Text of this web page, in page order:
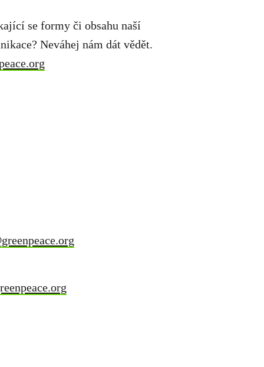
se formy či obsahu naší
Neváhej nám dát vědět.